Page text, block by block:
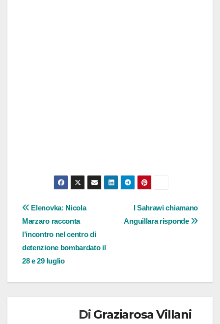
Navigazione
articoli
I Sahrawi chiamano
Anguillara risponde
Elenovka: Nicola
Marzaro racconta
l’incontro nel centro di
detenzione bombardato il
28 e 29 luglio
Di Graziarosa Villani